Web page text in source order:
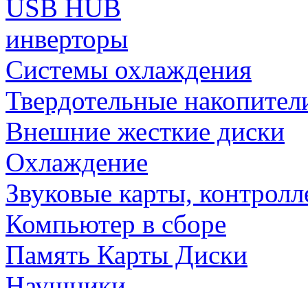
USB HUB
инверторы
Системы охлаждения
Твердотельные
Внешние жесткие диски
Охлаждение
Звуковые карты,
Компьютер в сборе
Память Карты Диски